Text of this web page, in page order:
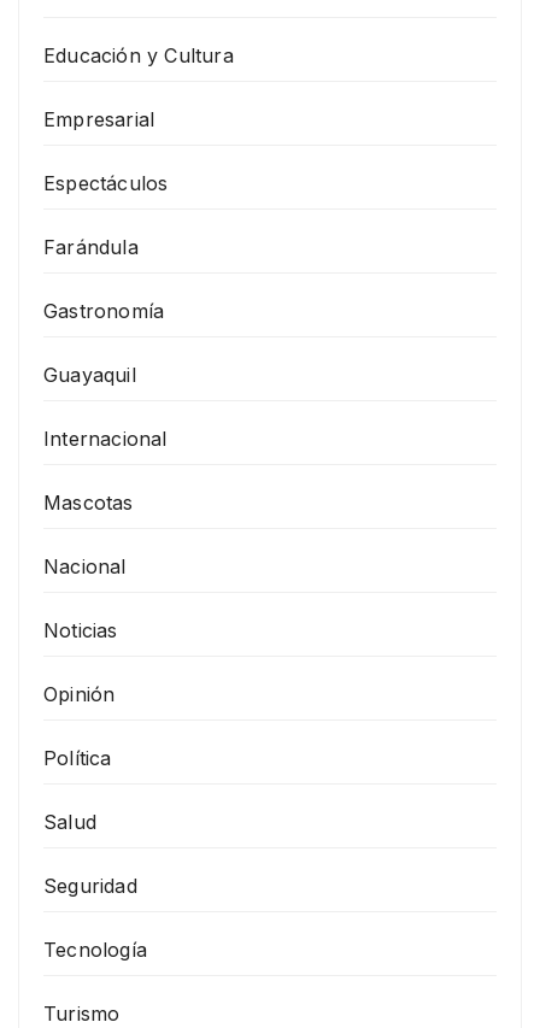
Educación y Cultura
Empresarial
Espectáculos
Farándula
Gastronomía
Guayaquil
Internacional
Mascotas
Nacional
Noticias
Opinión
Política
Salud
Seguridad
Tecnología
Turismo